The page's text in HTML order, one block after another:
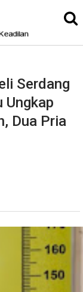
Serdang
Ungkap
Dua Pria